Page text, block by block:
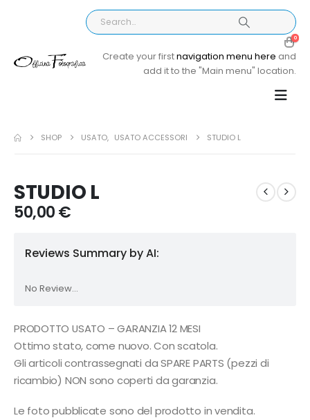
0
Create your firstnavigation menu here and
add it to the "Main menu" location.
SHOP USATO, USATO ACCESSORI STUDIO L
STUDIO L
50,00€
Reviews Summary by AI:
No Review...
PRODOTTO USATO – GARANZIA 12 MESI
Ottimo stato, come nuovo. Con scatola.
Gli articoli contrassegnati da SPARE PARTS (pezzi di
ricambio) NON sono coperti da garanzia.
Le foto pubblicate sono del prodotto in vendita.